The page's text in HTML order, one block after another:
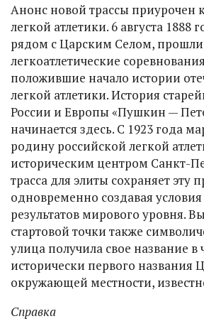
Анонс новой трассы приурочен
легкой атлетики. 6 августа 1888
рядом с Царским Селом,
легкоатлетические
положившие начало истории
легкой атлетики. История
России и Европы «Пушкин —
начинается здесь. С 1923 года
родину российской легкой
историческим центром Санкт-
трасса для элиты сохраняет эту
одновременно создавая
результатов мирового уровня.
стартовой точки также
улица получила свое название
исторически первого названия
окружающей местности,
Справка